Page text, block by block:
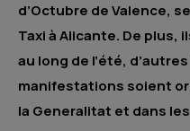
d’Octubre de Valence,
Taxi à Alicante. De plus,
au long de l’été,
manifestations soient
la Generalitat et dans